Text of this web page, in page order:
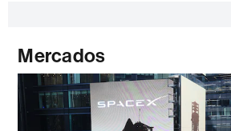
Mercados